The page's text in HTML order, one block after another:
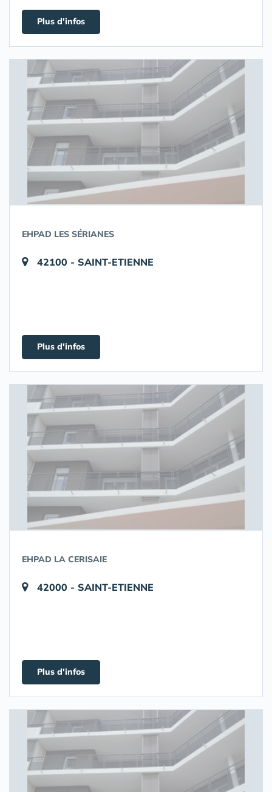
Plus d'infos
EHPAD LES SÉRIANES
42100 - SAINT-ETIENNE
Plus d'infos
EHPAD LA CERISAIE
42000 - SAINT-ETIENNE
Plus d'infos